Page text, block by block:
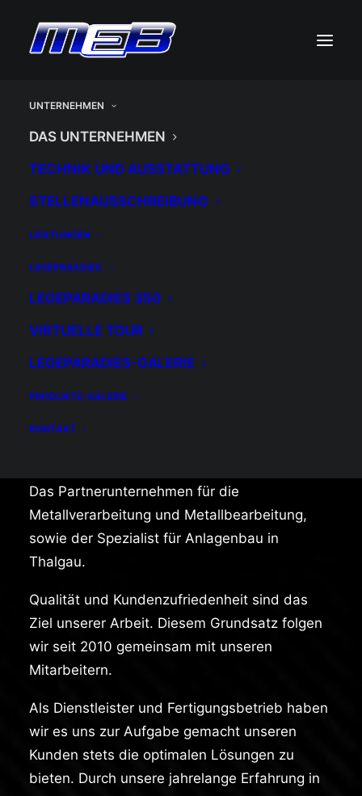
UNTERNEHMEN
DAS UNTERNEHMEN
TECHNIK UND AUSSTATTUNG
STELLENAUSSCHREIBUNG
LEISTUNGEN
LEGEPARADIES
LEGEPARADIES 350
VIRTUELLE TOUR
LEGEPARADIES-GALERIE
PRODUKTE-GALERIE
KONTAKT
MEB – Mechanical Electrical
Das Partnerunternehmen für die
Metallverarbeitung und Metallbearbeitung,
sowie der Spezialist für Anlagenbau in
Thalgau.
Qualität und Kundenzufriedenheit sind das
Ziel unserer Arbeit. Diesem Grundsatz folgen
wir seit 2010 gemeinsam mit unseren
Mitarbeitern.
Als Dienstleister und Fertigungsbetrieb haben
wir es uns zur Aufgabe gemacht unseren
Kunden stets die optimalen Lösungen zu
bieten. Durch unsere jahrelange Erfahrung in